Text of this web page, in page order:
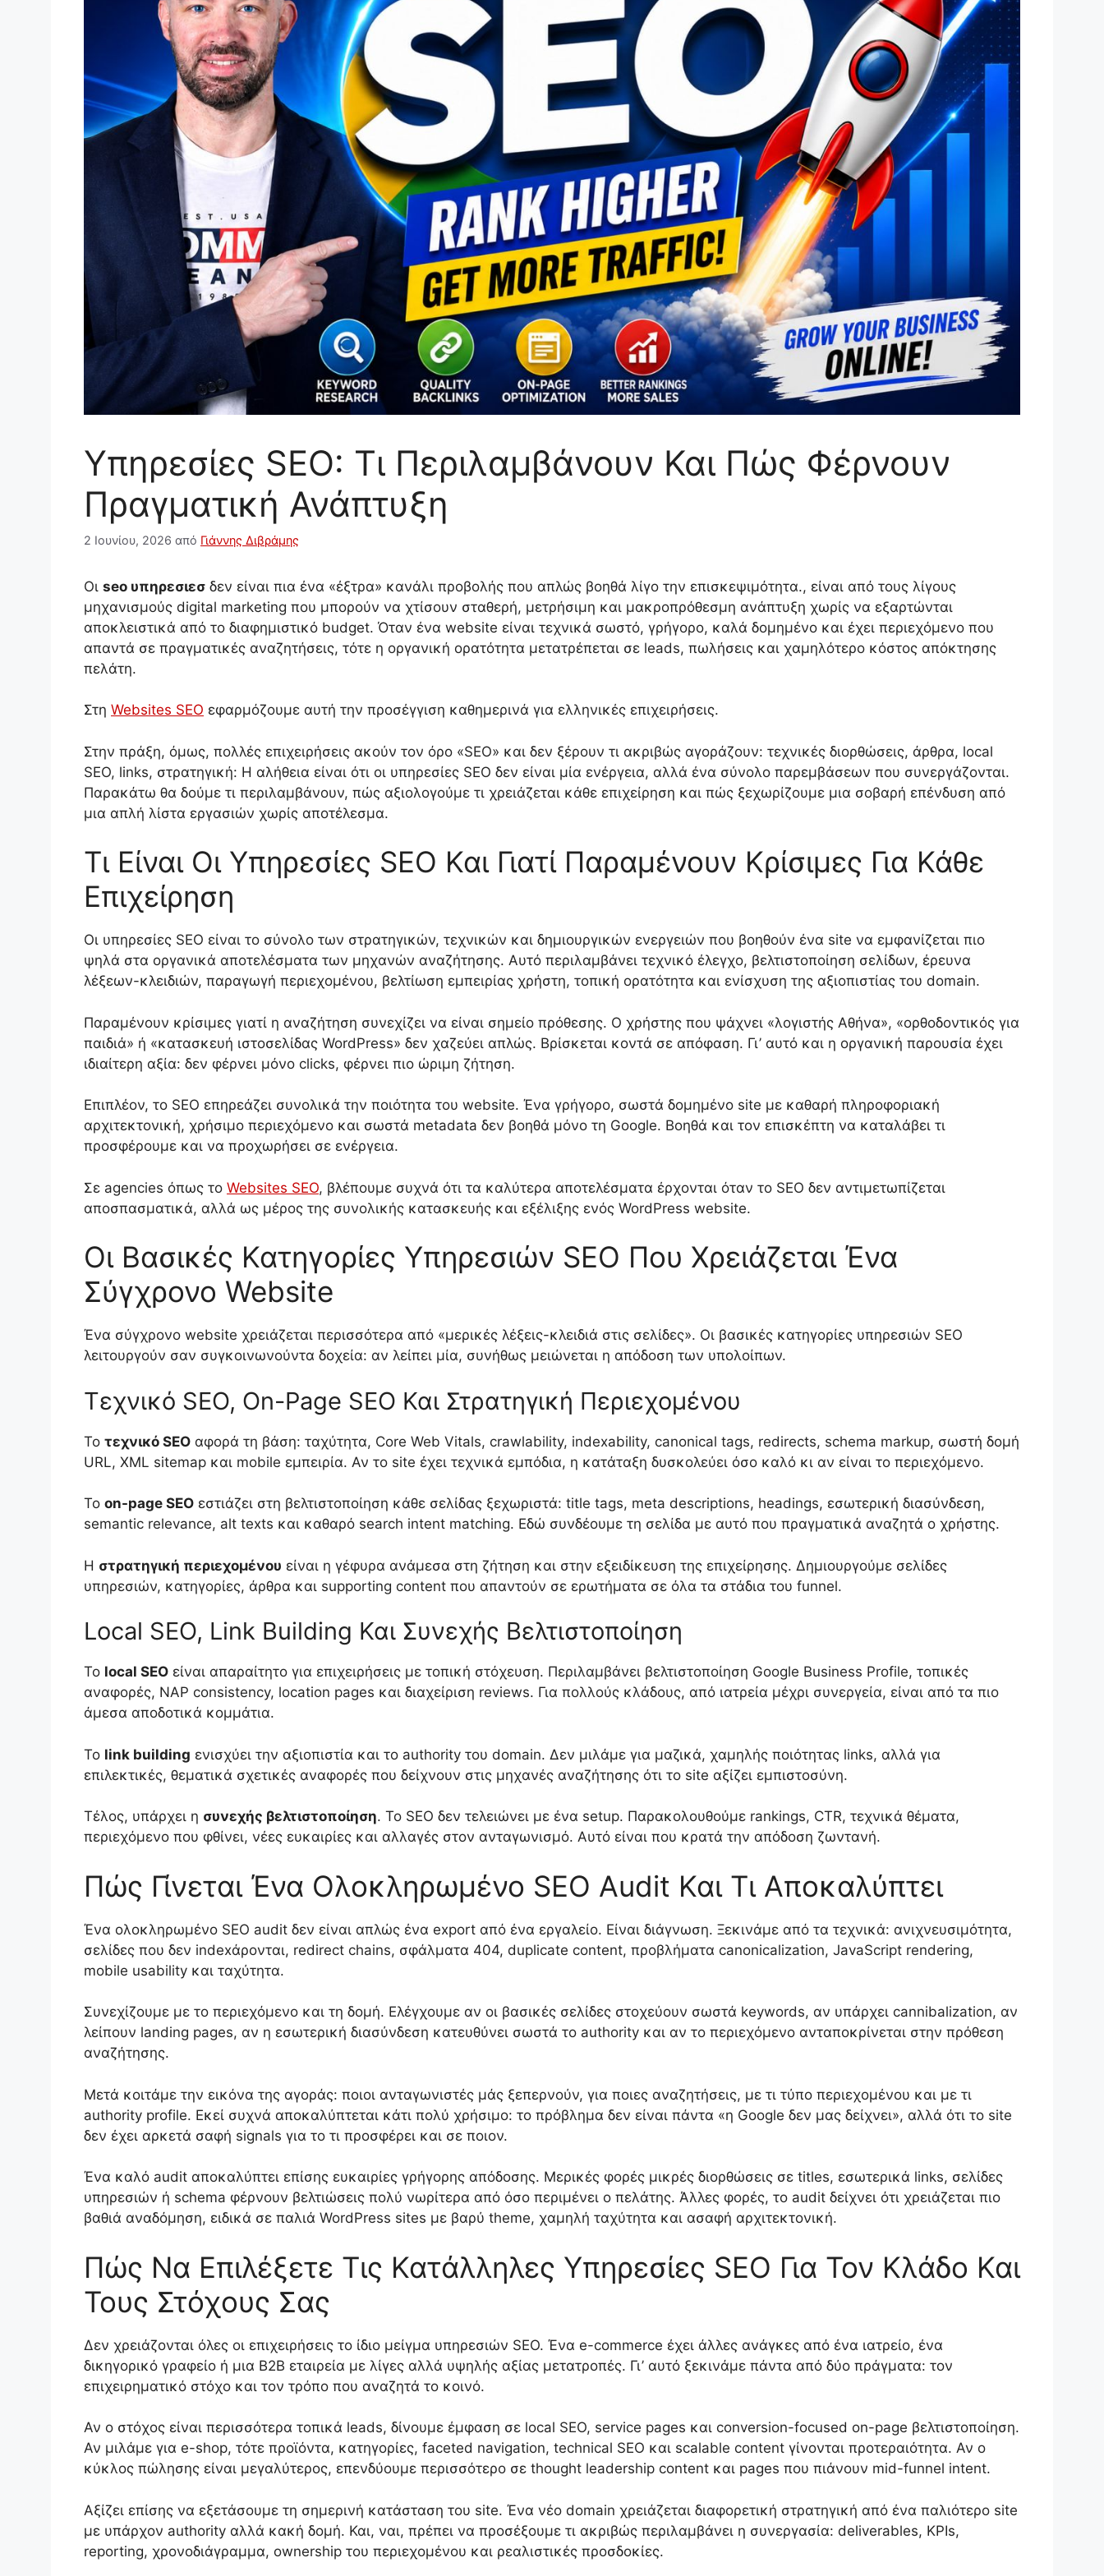
Υπηρεσίες SEO: Τι Περιλαμβάνουν Και Πώς Φέρνουν
Πραγματική Ανάπτυξη
2 Ιουνίου, 2026 από Γιάννης Διβράμης
Οι seo υπηρεσιεσ δεν είναι πια ένα «έξτρα» κανάλι προβολής που απλώς βοηθά λίγο την επισκεψιμότητα., είναι από τους λίγους
μηχανισμούς digital marketing που μπορούν να χτίσουν σταθερή, μετρήσιμη και μακροπρόθεσμη ανάπτυξη χωρίς να εξαρτώνται
αποκλειστικά από το διαφημιστικό budget. Όταν ένα website είναι τεχνικά σωστό, γρήγορο, καλά δομημένο και έχει περιεχόμενο που
απαντά σε πραγματικές αναζητήσεις, τότε η οργανική ορατότητα μετατρέπεται σε leads, πωλήσεις και χαμηλότερο κόστος απόκτησης
πελάτη.
Στη Websites SEO εφαρμόζουμε αυτή την προσέγγιση καθημερινά για ελληνικές επιχειρήσεις.
Στην πράξη, όμως, πολλές επιχειρήσεις ακούν τον όρο «SEO» και δεν ξέρουν τι ακριβώς αγοράζουν: τεχνικές διορθώσεις, άρθρα, local
SEO, links, στρατηγική: Η αλήθεια είναι ότι οι υπηρεσίες SEO δεν είναι μία ενέργεια, αλλά ένα σύνολο παρεμβάσεων που συνεργάζονται.
Παρακάτω θα δούμε τι περιλαμβάνουν, πώς αξιολογούμε τι χρειάζεται κάθε επιχείρηση και πώς ξεχωρίζουμε μια σοβαρή επένδυση από
μια απλή λίστα εργασιών χωρίς αποτέλεσμα.
Τι Είναι Οι Υπηρεσίες SEO Και Γιατί Παραμένουν Κρίσιμες Για Κάθε
Επιχείρηση
Οι υπηρεσίες SEO είναι το σύνολο των στρατηγικών, τεχνικών και δημιουργικών ενεργειών που βοηθούν ένα site να εμφανίζεται πιο
ψηλά στα οργανικά αποτελέσματα των μηχανών αναζήτησης. Αυτό περιλαμβάνει τεχνικό έλεγχο, βελτιστοποίηση σελίδων, έρευνα
λέξεων-κλειδιών, παραγωγή περιεχομένου, βελτίωση εμπειρίας χρήστη, τοπική ορατότητα και ενίσχυση της αξιοπιστίας του domain.
Παραμένουν κρίσιμες γιατί η αναζήτηση συνεχίζει να είναι σημείο πρόθεσης. Ο χρήστης που ψάχνει «λογιστής Αθήνα», «ορθοδοντικός για
παιδιά» ή «κατασκευή ιστοσελίδας WordPress» δεν χαζεύει απλώς. Βρίσκεται κοντά σε απόφαση. Γι’ αυτό και η οργανική παρουσία έχει
ιδιαίτερη αξία: δεν φέρνει μόνο clicks, φέρνει πιο ώριμη ζήτηση.
Επιπλέον, το SEO επηρεάζει συνολικά την ποιότητα του website. Ένα γρήγορο, σωστά δομημένο site με καθαρή πληροφοριακή
αρχιτεκτονική, χρήσιμο περιεχόμενο και σωστά metadata δεν βοηθά μόνο τη Google. Βοηθά και τον επισκέπτη να καταλάβει τι
προσφέρουμε και να προχωρήσει σε ενέργεια.
Σε agencies όπως το Websites SEO, βλέπουμε συχνά ότι τα καλύτερα αποτελέσματα έρχονται όταν το SEO δεν αντιμετωπίζεται
αποσπασματικά, αλλά ως μέρος της συνολικής κατασκευής και εξέλιξης ενός WordPress website.
Οι Βασικές Κατηγορίες Υπηρεσιών SEO Που Χρειάζεται Ένα
Σύγχρονο Website
Ένα σύγχρονο website χρειάζεται περισσότερα από «μερικές λέξεις-κλειδιά στις σελίδες». Οι βασικές κατηγορίες υπηρεσιών SEO
λειτουργούν σαν συγκοινωνούντα δοχεία: αν λείπει μία, συνήθως μειώνεται η απόδοση των υπολοίπων.
Τεχνικό SEO, On-Page SEO Και Στρατηγική Περιεχομένου
Το τεχνικό SEO αφορά τη βάση: ταχύτητα, Core Web Vitals, crawlability, indexability, canonical tags, redirects, schema markup, σωστή δομή
URL, XML sitemap και mobile εμπειρία. Αν το site έχει τεχνικά εμπόδια, η κατάταξη δυσκολεύει όσο καλό κι αν είναι το περιεχόμενο.
Το on-page SEO εστιάζει στη βελτιστοποίηση κάθε σελίδας ξεχωριστά: title tags, meta descriptions, headings, εσωτερική διασύνδεση,
semantic relevance, alt texts και καθαρό search intent matching. Εδώ συνδέουμε τη σελίδα με αυτό που πραγματικά αναζητά ο χρήστης.
Η στρατηγική περιεχομένου είναι η γέφυρα ανάμεσα στη ζήτηση και στην εξειδίκευση της επιχείρησης. Δημιουργούμε σελίδες
υπηρεσιών, κατηγορίες, άρθρα και supporting content που απαντούν σε ερωτήματα σε όλα τα στάδια του funnel.
Local SEO, Link Building Και Συνεχής Βελτιστοποίηση
Το local SEO είναι απαραίτητο για επιχειρήσεις με τοπική στόχευση. Περιλαμβάνει βελτιστοποίηση Google Business Profile, τοπικές
αναφορές, NAP consistency, location pages και διαχείριση reviews. Για πολλούς κλάδους, από ιατρεία μέχρι συνεργεία, είναι από τα πιο
άμεσα αποδοτικά κομμάτια.
Το link building ενισχύει την αξιοπιστία και το authority του domain. Δεν μιλάμε για μαζικά, χαμηλής ποιότητας links, αλλά για
επιλεκτικές, θεματικά σχετικές αναφορές που δείχνουν στις μηχανές αναζήτησης ότι το site αξίζει εμπιστοσύνη.
Τέλος, υπάρχει η συνεχής βελτιστοποίηση. Το SEO δεν τελειώνει με ένα setup. Παρακολουθούμε rankings, CTR, τεχνικά θέματα,
περιεχόμενο που φθίνει, νέες ευκαιρίες και αλλαγές στον ανταγωνισμό. Αυτό είναι που κρατά την απόδοση ζωντανή.
Πώς Γίνεται Ένα Ολοκληρωμένο SEO Audit Και Τι Αποκαλύπτει
Ένα ολοκληρωμένο SEO audit δεν είναι απλώς ένα export από ένα εργαλείο. Είναι διάγνωση. Ξεκινάμε από τα τεχνικά: ανιχνευσιμότητα,
σελίδες που δεν indexάρονται, redirect chains, σφάλματα 404, duplicate content, προβλήματα canonicalization, JavaScript rendering,
mobile usability και ταχύτητα.
Συνεχίζουμε με το περιεχόμενο και τη δομή. Ελέγχουμε αν οι βασικές σελίδες στοχεύουν σωστά keywords, αν υπάρχει cannibalization, αν
λείπουν landing pages, αν η εσωτερική διασύνδεση κατευθύνει σωστά το authority και αν το περιεχόμενο ανταποκρίνεται στην πρόθεση
αναζήτησης.
Μετά κοιτάμε την εικόνα της αγοράς: ποιοι ανταγωνιστές μάς ξεπερνούν, για ποιες αναζητήσεις, με τι τύπο περιεχομένου και με τι
authority profile. Εκεί συχνά αποκαλύπτεται κάτι πολύ χρήσιμο: το πρόβλημα δεν είναι πάντα «η Google δεν μας δείχνει», αλλά ότι το site
δεν έχει αρκετά σαφή signals για το τι προσφέρει και σε ποιον.
Ένα καλό audit αποκαλύπτει επίσης ευκαιρίες γρήγορης απόδοσης. Μερικές φορές μικρές διορθώσεις σε titles, εσωτερικά links, σελίδες
υπηρεσιών ή schema φέρνουν βελτιώσεις πολύ νωρίτερα από όσο περιμένει ο πελάτης. Άλλες φορές, το audit δείχνει ότι χρειάζεται πιο
βαθιά αναδόμηση, ειδικά σε παλιά WordPress sites με βαρύ theme, χαμηλή ταχύτητα και ασαφή αρχιτεκτονική.
Πώς Να Επιλέξετε Τις Κατάλληλες Υπηρεσίες SEO Για Τον Κλάδο Και
Τους Στόχους Σας
Δεν χρειάζονται όλες οι επιχειρήσεις το ίδιο μείγμα υπηρεσιών SEO. Ένα e-commerce έχει άλλες ανάγκες από ένα ιατρείο, ένα
δικηγορικό γραφείο ή μια B2B εταιρεία με λίγες αλλά υψηλής αξίας μετατροπές. Γι’ αυτό ξεκινάμε πάντα από δύο πράγματα: τον
επιχειρηματικό στόχο και τον τρόπο που αναζητά το κοινό.
Αν ο στόχος είναι περισσότερα τοπικά leads, δίνουμε έμφαση σε local SEO, service pages και conversion-focused on-page βελτιστοποίηση.
Αν μιλάμε για e-shop, τότε προϊόντα, κατηγορίες, faceted navigation, technical SEO και scalable content γίνονται προτεραιότητα. Αν ο
κύκλος πώλησης είναι μεγαλύτερος, επενδύουμε περισσότερο σε thought leadership content και pages που πιάνουν mid-funnel intent.
Αξίζει επίσης να εξετάσουμε τη σημερινή κατάσταση του site. Ένα νέο domain χρειάζεται διαφορετική στρατηγική από ένα παλιότερο site
με υπάρχον authority αλλά κακή δομή. Και, ναι, πρέπει να προσέξουμε τι ακριβώς περιλαμβάνει η συνεργασία: deliverables, KPIs,
reporting, χρονοδιάγραμμα, ownership του περιεχομένου και ρεαλιστικές προσδοκίες.